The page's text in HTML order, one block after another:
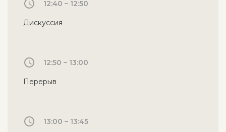
12:40 – 12:50
Дискуссия
12:50 – 13:00
Перерыв
13:00 – 13:45